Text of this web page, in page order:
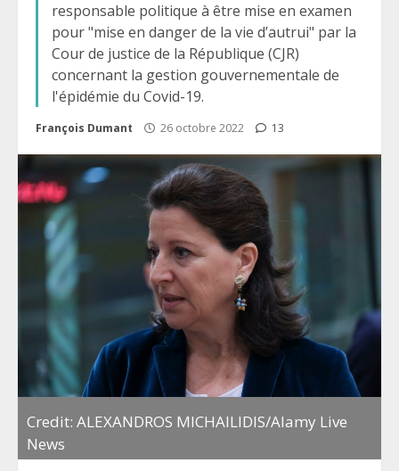
responsable politique à être mise en examen
pour "mise en danger de la vie d’autrui" par la
Cour de justice de la République (CJR)
concernant la gestion gouvernementale de
l'épidémie du Covid-19.
François Dumant 26 octobre 2022 13
Credit: ALEXANDROS MICHAILIDIS/Alamy Live
News